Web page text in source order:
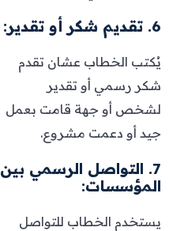
6. تقديم شكر أو تقدير:
يُكتب الخطاب عشان تقدم
شكر رسمي أو تقدير
لشخص أو جهة قامت بعمل
جيد أو دعمت مشروع.
7. التواصل الرسمي بين
المؤسسات:
يستخدم الخطاب للتواصل